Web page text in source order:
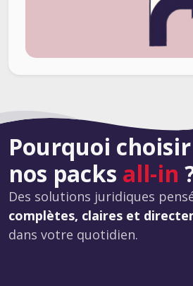
Pourquoi choisir
nos packs all-in
Des solutions juridiques
complètes, claires et
dans votre quotidien.